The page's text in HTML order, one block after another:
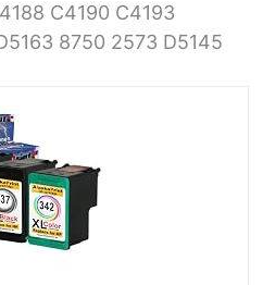
C4190 C4193
8750 2573 D5145